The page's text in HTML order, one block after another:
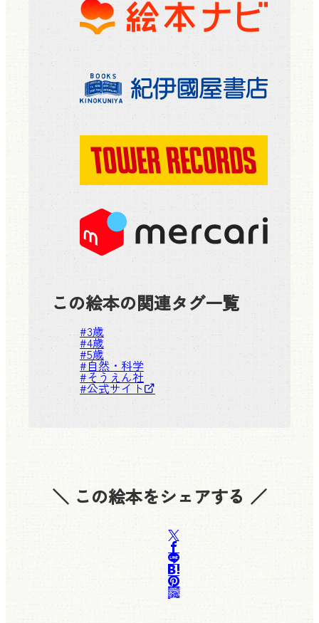
この絵本の関連タグ一覧
#3歳
#4歳
#5歳
#自然・科学
#そうえん社
#公式サイト
＼ この絵本をシェアする ／